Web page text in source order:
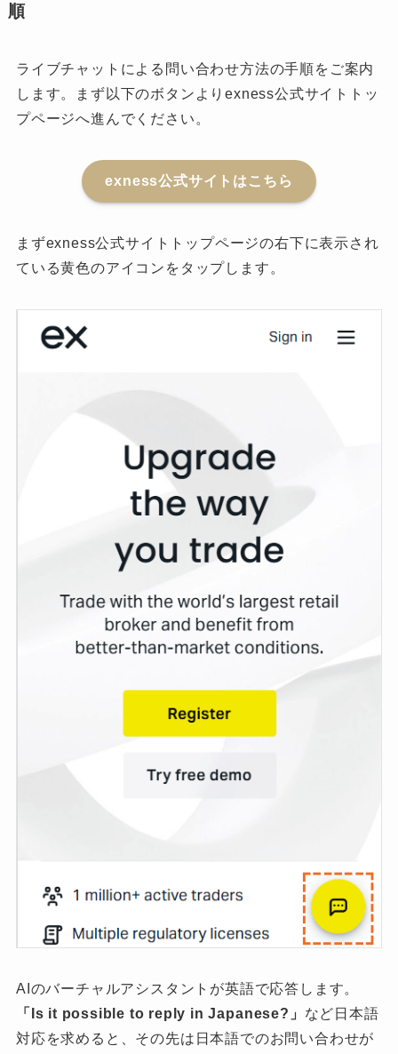
順
ライブチャットによる問い合わせ方法の手順をご案内
します。まず以下のボタンよりexness公式サイトトッ
プページへ進んでください。
exness公式サイトはこちら
まずexness公式サイトトップページの右下に表示され
ている黄色のアイコンをタップします。
AIのバーチャルアシスタントが英語で応答します。
「Is it possible to reply in Japanese?」 など日本語
対応を求めると、その先は日本語でのお問い合わせが